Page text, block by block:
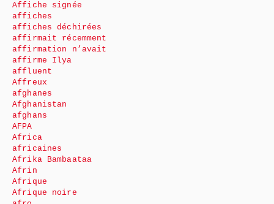
Affiche signée
affiches
affiches déchirées
affirmait récemment
affirmation n’avait
affirme Ilya
affluent
Affreux
afghanes
Afghanistan
afghans
AFPA
Africa
africaines
Afrika Bambaataa
Afrin
Afrique
Afrique noire